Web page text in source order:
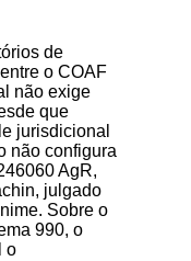
de
o COAF
não exige
que
jurisdicional
não configura
AgR,
julgado
Sobre o
990, o
o